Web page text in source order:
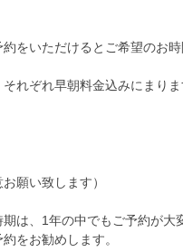
をいただけるとご希望のお
れぞれ早朝料金込みにまりま
願い致します）
は、1年の中でもご予約が大
をお勧めします。